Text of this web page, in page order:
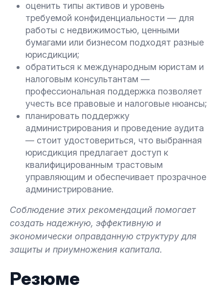
оценить типы активов и уровень
требуемой конфиденциальности — для
работы с недвижимостью, ценными
бумагами или бизнесом подходят разные
юрисдикции;
обратиться к международным юристам и
налоговым консультантам —
профессиональная поддержка позволяет
учесть все правовые и налоговые нюансы;
планировать поддержку
администрирования и проведение аудита
— стоит удостовериться, что выбранная
юрисдикция предлагает доступ к
квалифицированным трастовым
управляющим и обеспечивает прозрачное
администрирование.
Соблюдение этих рекомендаций помогает
создать надежную, эффективную и
экономически оправданную структуру для
защиты и приумножения капитала.
Резюме